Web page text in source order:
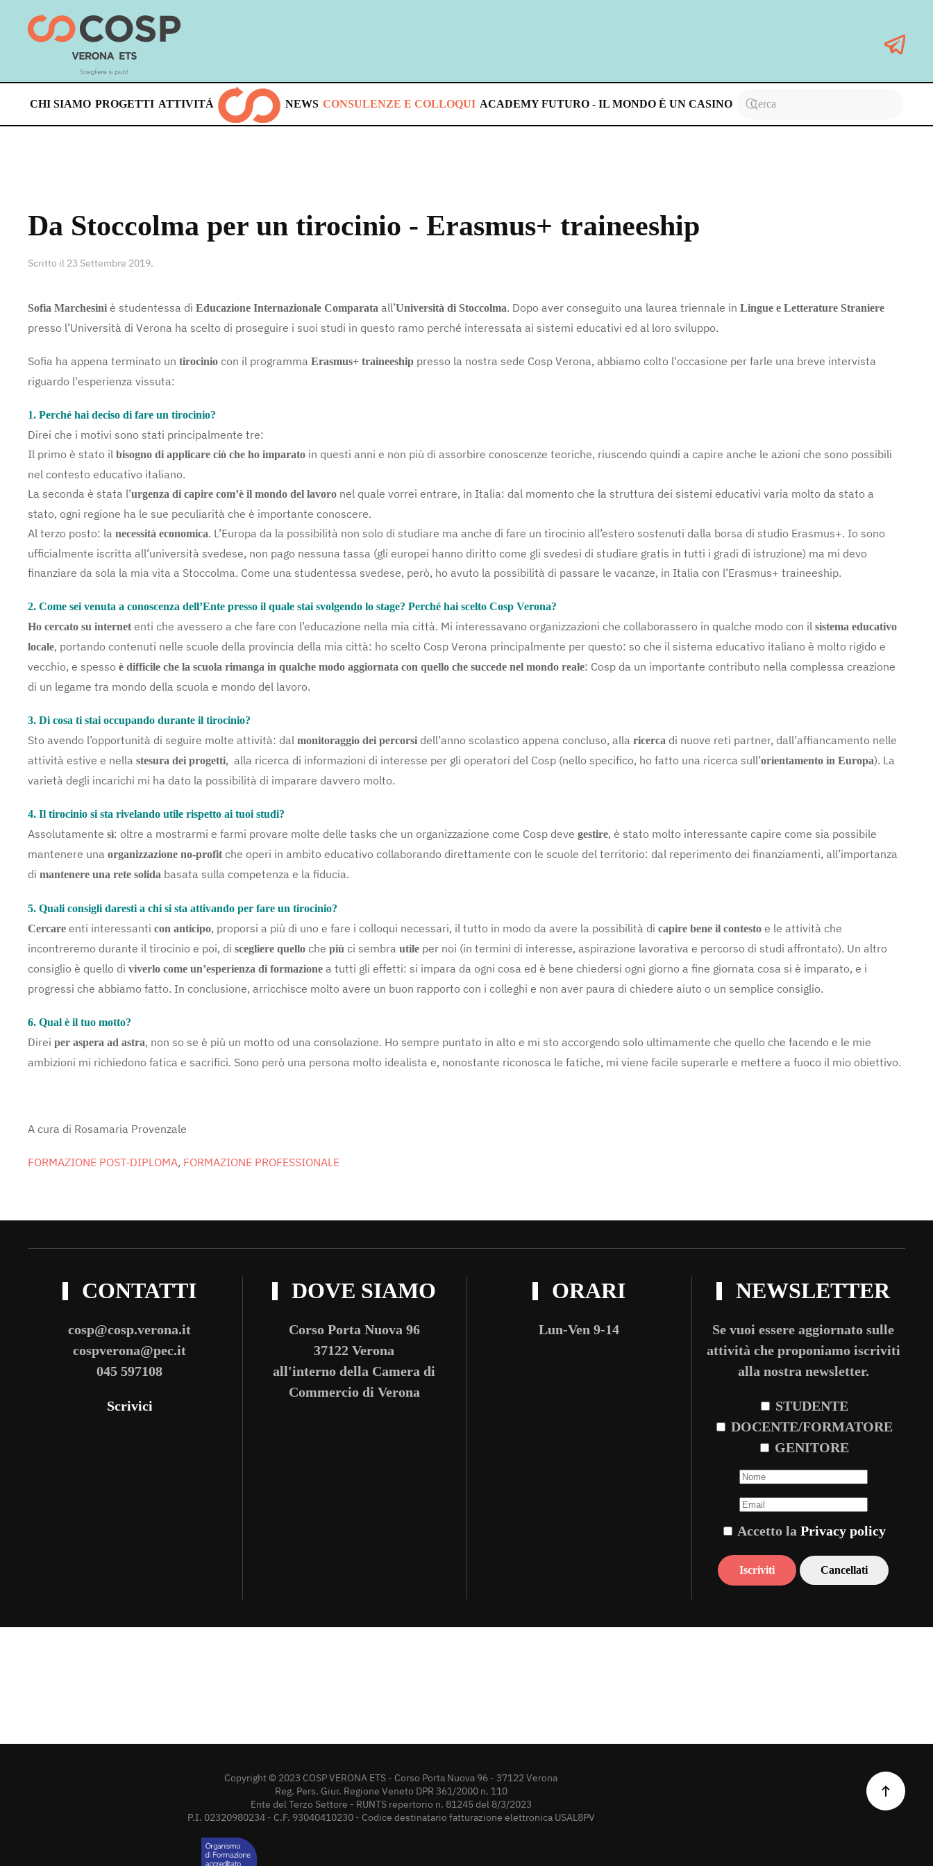
Skip
CHI SIAMO PROGETTI ATTIVITÁ NEWS CONSULENZE E COLLOQUI ACADEMY FUTURO - IL MONDO È UN CASINO
Da Stoccolma per un tirocinio - Erasmus+ traineeship
Scritto il 23 Settembre 2019.
Sofia Marchesini è studentessa di Educazione Internazionale Comparata all’Università di Stoccolma. Dopo aver conseguito una laurea triennale in Lingue e Letterature Straniere
presso l’Università di Verona ha scelto di proseguire i suoi studi in questo ramo perché interessata ai sistemi educativi ed al loro sviluppo.
Sofia ha appena terminato un tirocinio con il programma Erasmus+ traineeship presso la nostra sede Cosp Verona, abbiamo colto l'occasione per farle una breve intervista
riguardo l'esperienza vissuta:
1. Perché hai deciso di fare un tirocinio?
Direi che i motivi sono stati principalmente tre:
Il primo è stato il bisogno di applicare ciò che ho imparato in questi anni e non più di assorbire conoscenze teoriche, riuscendo quindi a capire anche le azioni che sono possibili
nel contesto educativo italiano.
La seconda è stata l’urgenza di capire com’è il mondo del lavoro nel quale vorrei entrare, in Italia: dal momento che la struttura dei sistemi educativi varia molto da stato a
stato, ogni regione ha le sue peculiarità che è importante conoscere.
Al terzo posto: la necessità economica. L’Europa da la possibilità non solo di studiare ma anche di fare un tirocinio all’estero sostenuti dalla borsa di studio Erasmus+. Io sono
ufficialmente iscritta all’università svedese, non pago nessuna tassa (gli europei hanno diritto come gli svedesi di studiare gratis in tutti i gradi di istruzione) ma mi devo
finanziare da sola la mia vita a Stoccolma. Come una studentessa svedese, però, ho avuto la possibilità di passare le vacanze, in Italia con l’Erasmus+ traineeship.
2. Come sei venuta a conoscenza dell’Ente presso il quale stai svolgendo lo stage? Perché hai scelto Cosp Verona?
Ho cercato su internetenti che avessero a che fare con l’educazione nella mia città. Mi interessavano organizzazioni che collaborassero in qualche modo con il sistema educativo
locale, portando contenuti nelle scuole della provincia della mia città: ho scelto Cosp Verona principalmente per questo: so che il sistema educativo italiano è molto rigido e
vecchio, e spesso è difficile che la scuola rimanga in qualche modo aggiornata con quello che succede nel mondo reale: Cosp da un importante contributo nella complessa creazione
di un legame tra mondo della scuola e mondo del lavoro.
3. Di cosa ti stai occupando durante il tirocinio?
Sto avendo l’opportunità di seguire molte attività: dal monitoraggio dei percorsi dell’anno scolastico appena concluso, alla ricerca di nuove reti partner, dall’affiancamento nelle
attività estive e nella stesura dei progetti, alla ricerca di informazioni di interesse per gli operatori del Cosp (nello specifico, ho fatto una ricerca sull’orientamento in Europa). La
varietà degli incarichi mi ha dato la possibilità di imparare davvero molto.
4. Il tirocinio si sta rivelando utile rispetto ai tuoi studi?
Assolutamente sì: oltre a mostrarmi e farmi provare molte delle tasks che un organizzazione come Cosp deve gestire, è stato molto interessante capire come sia possibile
mantenere una organizzazione no-profitche operi in ambito educativo collaborando direttamente con le scuole del territorio: dal reperimento dei finanziamenti, all’importanza
di mantenere una rete solida basata sulla competenza e la fiducia.
5. Quali consigli daresti a chi si sta attivando per fare un tirocinio?
Cercare enti interessanti con anticipo, proporsi a più di uno e fare i colloqui necessari, il tutto in modo da avere la possibilità di capire bene il contesto e le attività che
incontreremo durante il tirocinio e poi, di scegliere quello che più ci sembra utile per noi (in termini di interesse, aspirazione lavorativa e percorso di studi affrontato). Un altro
consiglio è quello di viverlo come un’esperienza di formazione a tutti gli effetti: si impara da ogni cosa ed è bene chiedersi ogni giorno a fine giornata cosa si è imparato, e i
progressi che abbiamo fatto. In conclusione, arricchisce molto avere un buon rapporto con i colleghi e non aver paura di chiedere aiuto o un semplice consiglio.
6. Qual è il tuo motto?
Direi per aspera ad astra, non so se è più un motto od una consolazione. Ho sempre puntato in alto e mi sto accorgendo solo ultimamente che quello che facendo e le mie
ambizioni mi richiedono fatica e sacrifici. Sono però una persona molto idealista e, nonostante riconosca le fatiche, mi viene facile superarle e mettere a fuoco il mio obiettivo.
A cura di Rosamaria Provenzale
FORMAZIONE POST-DIPLOMA, FORMAZIONE PROFESSIONALE
CONTATTI
cosp@cosp.verona.it
cospverona@pec.it
045 597108
Scrivici
DOVE SIAMO
Corso Porta Nuova 96
37122 Verona
all'interno della Camera di
Commercio di Verona
ORARI
Lun-Ven 9-14
NEWSLETTER
Se vuoi essere aggiornato sulle
attività che proponiamo iscriviti
alla nostra newsletter.
STUDENTE
DOCENTE/FORMATORE
GENITORE
Accetto laPrivacy policy
Copyright © 2023 COSP VERONA ETS - Corso Porta Nuova 96 - 37122 Verona
Reg. Pers. Giur. Regione Veneto DPR 361/2000 n. 110
Ente del Terzo Settore - RUNTS repertorio n. 81245 del 8/3/2023
P.I. 02320980234 - C.F. 93040410230 - Codice destinatario fatturazione elettronica USAL8PV